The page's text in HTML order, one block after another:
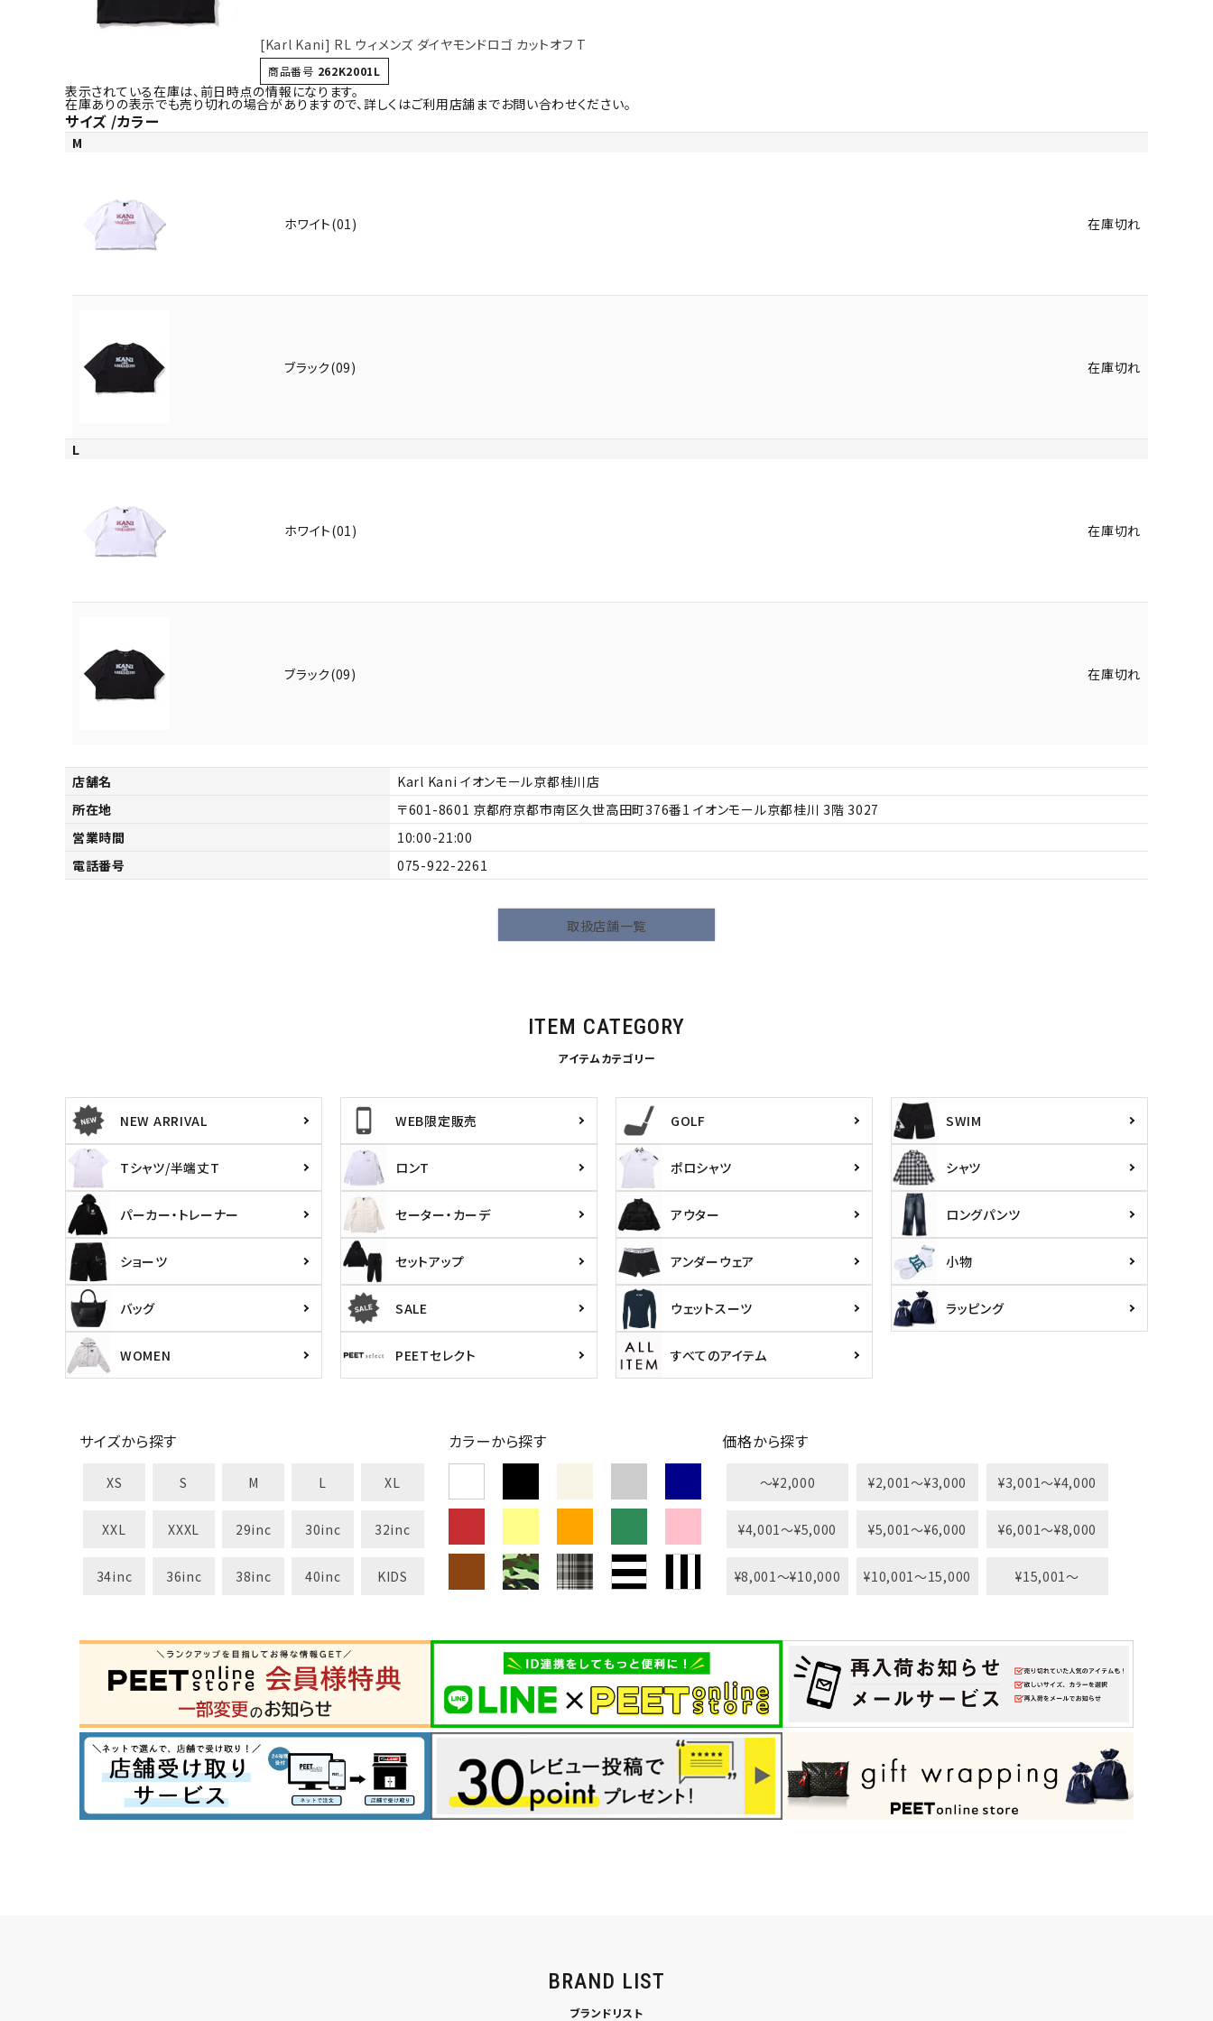
円
カテゴリ
サイズ
S
M XL XXL
カラー
絞り込んで検索する
[Karl Kani] RL ウィメンズ ダイヤモンドロゴ カットオフ T
商品番号 262K2001L
表示されている在庫は、前日時点の情報になります。
在庫ありの表示でも売り切れの場合がありますので、詳しくはご利用店舗までお問い合わせください。
サイズ カラー
M
ホワイト(01) 在庫切れ
ブラック(09) 在庫切れ
L
ホワイト(01) 在庫切れ
ブラック(09) 在庫切れ
店舗名
Karl Kani イオンモール京都桂川店
所在地
601-8601 京都府京都市南区久世高田町376番1 イオンモール京都桂川 3階 3027
営業時間
10:00-21:00
電話番号
075-922-2261
取扱店舗一覧
ITEM CATEGORY
アイテムカテゴリー
NEW ARRIVAL WEB限定販売 GOLF SWIM
Tシャツ/半端丈T ロンT ポロシャツ シャツ
パーカー・トレーナー セーター・カーデ アウター ロングパンツ
ショーツ セットアップ アンダーウェア 小物
バッグ SALE ウェットスーツ ラッピング
WOMEN PEETセレクト すべてのアイテム
サイズから探す
XS S M L XL
XXL XXXL 29inc 30inc 32inc
34inc 36inc 38inc 40inc KIDS
カラーから探す 価格から探す
〜¥2,000 ¥2,001〜¥3,000 ¥3,001〜¥4,000
¥4,001〜¥5,000 ¥5,001〜¥6,000 ¥6,001〜¥8,000
¥8,001〜¥10,000 ¥10,001〜15,000 ¥15,001〜
BRAND LIST
ブランドリスト